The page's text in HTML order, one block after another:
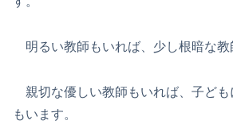
明るい教師もいれば、少し根暗な教
親切な優しい教師もいれば、子ども
もいます。